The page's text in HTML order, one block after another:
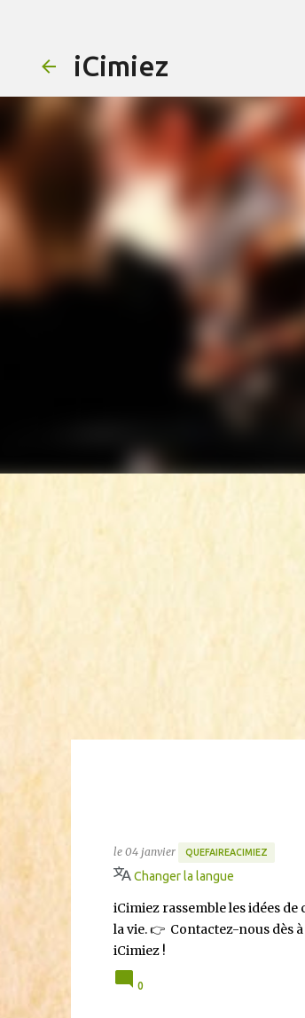
iCimiez
le 04 janvier QUEFAIREACIMIEZ
Changer la langue
iCimiez rassemble les idées
la vie. 👉 Contactez-nous dès
iCimiez !
0